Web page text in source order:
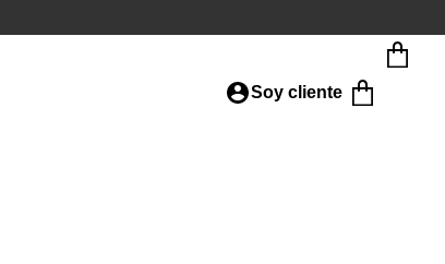
Soy cliente